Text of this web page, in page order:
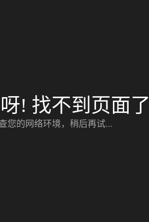
! 找不到页面了
您的网络环境，稍后再试...